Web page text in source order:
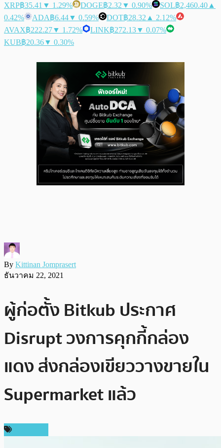
XRP฿35.41 ▼ 1.29% DOGE฿2.32 ▼ 0.90% SOL฿2,460.40 ▲
0.42%
ADA฿6.44▼ 0.59% DOT฿28.32 ▲ 2.12%
AVAX฿222.27▼ 1.72% LINK฿272.13▼ 0.07%
KUB฿20.36▼ 0.30%
By Kittinan Jomprasert
ธันวาคม 22, 2021
ผู้ก่อตั้ง Bitkub ประกาศ
Disrupt วงการคุกกี้กล่อง
แดง ส่งกล่องเขียววางขายใน
Supermarket แล้ว